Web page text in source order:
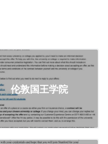
伦敦国王学院